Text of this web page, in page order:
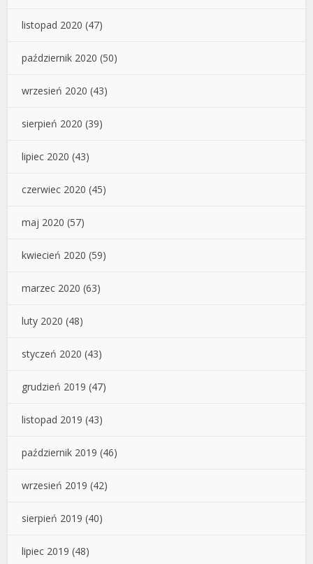
listopad 2020 (47)
październik 2020 (50)
wrzesień 2020 (43)
sierpień 2020 (39)
lipiec 2020 (43)
czerwiec 2020 (45)
maj 2020 (57)
kwiecień 2020 (59)
marzec 2020 (63)
luty 2020 (48)
styczeń 2020 (43)
grudzień 2019 (47)
listopad 2019 (43)
październik 2019 (46)
wrzesień 2019 (42)
sierpień 2019 (40)
lipiec 2019 (48)